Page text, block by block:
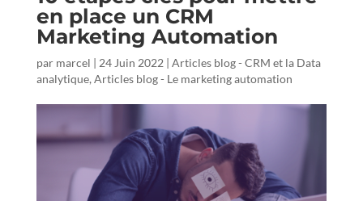
en place un CRM
Marketing Automation
par marcel | 24 Juin 2022 | Articles blog - CRM et la Data
analytique, Articles blog - Le marketing automation